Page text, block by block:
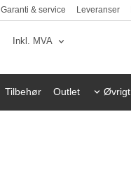
Garanti & service Leveranser
Inkl. MVA
Tilbehør Outlet Øvrigt